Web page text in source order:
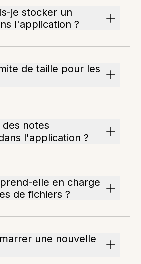
je stocker un
l'application ?
de taille pour les
notes
l'application ?
elle en charge
de fichiers ?
une nouvelle